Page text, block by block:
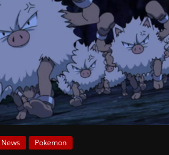
News Pokemon